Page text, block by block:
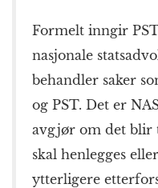
Formelt inngir
nasjonale
behandler saker
og PST. Det er
avgjør om det blir
skal henlegges
ytterligere